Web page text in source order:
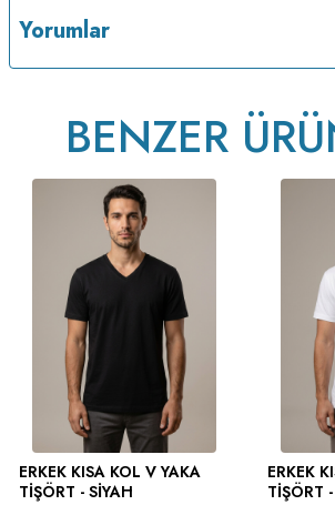
Yorumlar
BENZER
ERKEK KISA KOL V YAKA
TIŞÖRT - SIYAH
ERKEK
TIŞÖRT